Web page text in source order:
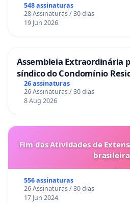
548 assinaturas
28 Assinaturas / 30 dias
19 Jun 2026
Assembleia Extraordinária
síndico do Condomínio
La Casa
26 assinaturas
26 Assinaturas / 30 dias
8 Aug 2026
Fim das Atividades de
556 assinaturas
26 Assinaturas / 30 dias
17 Jun 2024